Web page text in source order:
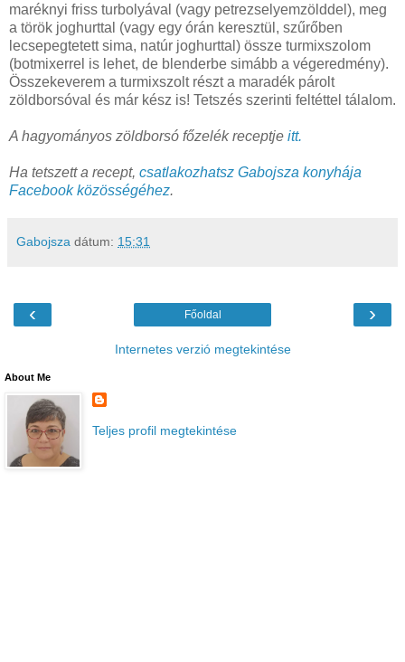
maréknyi friss turbolyával (vagy petrezselyemzölddel), meg
a török joghurttal (vagy egy órán keresztül, szűrőben
lecsepegtetett sima, natúr joghurttal) össze turmixszolom
(botmixerrel is lehet, de blenderbe simább a végeredmény).
Összekeverem a turmixszolt részt a maradék párolt
zöldborsóval és már kész is! Tetszés szerinti feltéttel tálalom.
A hagyományos zöldborsó főzelék receptje itt.
Ha tetszett a recept, csatlakozhatsz Gabojsza konyhája
Facebook közösségéhez.
Gabojsza dátum: 15:31
‹ ›
Főoldal
Internetes verzió megtekintése
About Me
Teljes profil megtekintése